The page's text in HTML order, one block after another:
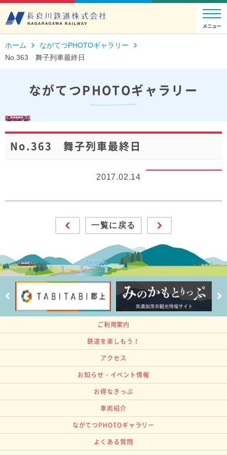
ホーム
ながてつPHOTOギャラリー
No.363 舞子列車最終日
ながてつPHOTOギャラリー
No.363 舞子列車最終日
2017.02.14
一覧に戻る
ご利用案内
鉄道を楽しもう！
アクセス
お知らせ・イベント情報
お得なきっぷ
車両紹介
ながてつPHOTOギャラリー
よくある質問